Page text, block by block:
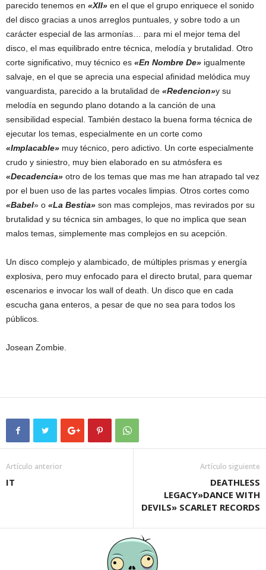
parecido tenemos en «XII» en el que el grupo enriquece el sonido
del disco gracias a unos arreglos puntuales, y sobre todo a un
carácter especial de las armonías… para mi el mejor tema del
disco, el mas equilibrado entre técnica, melodía y brutalidad. Otro
corte significativo, muy técnico es «En Nombre De» igualmente
salvaje, en el que se aprecia una especial afinidad melódica muy
vanguardista, parecido a la brutalidad de «Redencion»y su
melodía en segundo plano dotando a la canción de una
sensibilidad especial. También destaco la buena forma técnica de
ejecutar los temas, especialmente en un corte como
«Implacable» muy técnico, pero adictivo. Un corte especialmente
crudo y siniestro, muy bien elaborado en su atmósfera es
«Decadencia» otro de los temas que mas me han atrapado tal vez
por el buen uso de las partes vocales limpias. Otros cortes como
«Babel» o «La Bestia» son mas complejos, mas revirados por su
brutalidad y su técnica sin ambages, lo que no implica que sean
malos temas, simplemente mas complejos en su acepción.
Un disco complejo y alambicado, de múltiples prismas y energía
explosiva, pero muy enfocado para el directo brutal, para quemar
escenarios e invocar los wall of death. Un disco que en cada
escucha gana enteros, a pesar de que no sea para todos los
públicos.
Josean Zombie.
Artículo anterior
IT
Artículo siguiente
DEATHLESS
LEGACY»DANCE WITH
DEVILS» SCARLET RECORDS